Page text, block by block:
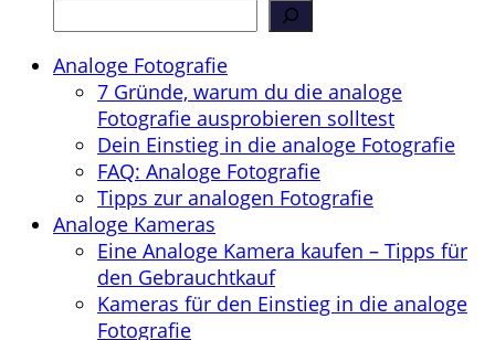
Analoge Fotografie
7 Gründe, warum du die analoge
Fotografie ausprobieren solltest
Dein Einstieg in die analoge Fotografie
FAQ: Analoge Fotografie
Tipps zur analogen Fotografie
Analoge Kameras
Eine Analoge Kamera kaufen – Tipps für
den Gebrauchtkauf
Kameras für den Einstieg in die analoge
Fotografie